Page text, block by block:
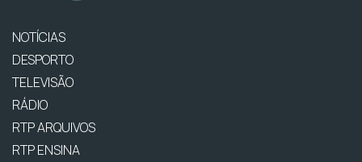
NOTÍCIAS
DESPORTO
TELEVISÃO
RÁDIO
RTP ARQUIVOS
RTP ENSINA